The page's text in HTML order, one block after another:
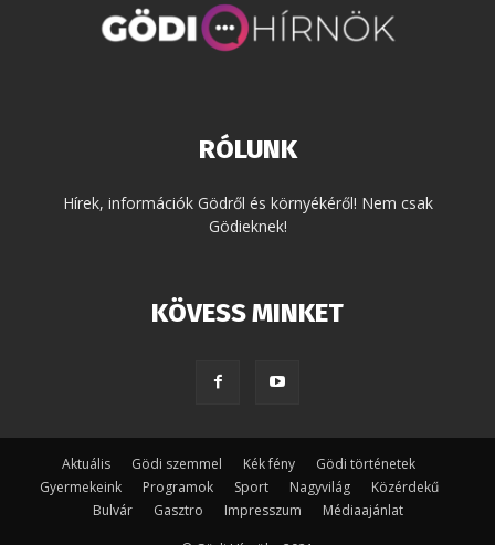
RÓLUNK
Hírek, információk Gödről és környékéről! Nem csak
Gödieknek!
KÖVESS MINKET
Aktuális Gödi szemmel Kék fény
Gödi történetek
Gyermekeink
Programok Sport Nagyvilág
Közérdekű
Bulvár
Gasztro Impresszum Médiaajánlat